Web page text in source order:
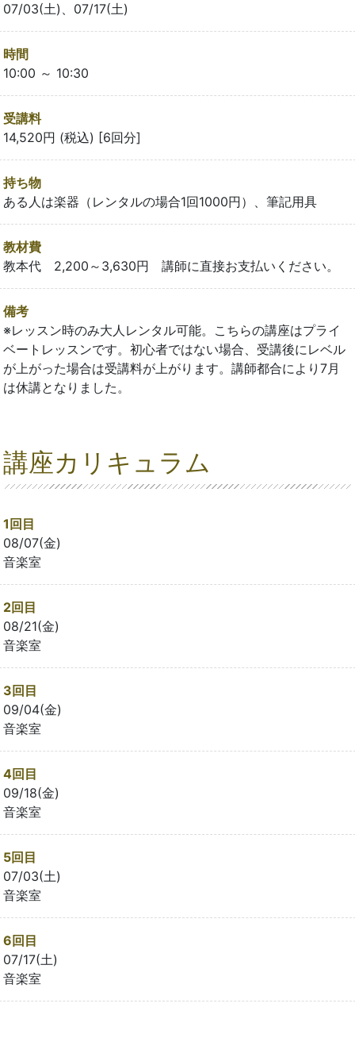
07/03(土)、07/17(土)
時間
10:00 ～ 10:30
受講料
14,520円 (税込) [6回分]
持ち物
ある人は楽器（レンタルの場合1回1000円）、筆記用具
教材費
教本代 2,200～3,630円 講師に直接お支払いください。
備考
※レッスン時のみ大人レンタル可能。こちらの講座はプライ
ベートレッスンです。初心者ではない場合、受講後にレベル
が上がった場合は受講料が上がります。講師都合により7月
は休講となりました。
講座カリキュラム
1回目
08/07(金)
音楽室
2回目
08/21(金)
音楽室
3回目
09/04(金)
音楽室
4回目
09/18(金)
音楽室
5回目
07/03(土)
音楽室
6回目
07/17(土)
音楽室